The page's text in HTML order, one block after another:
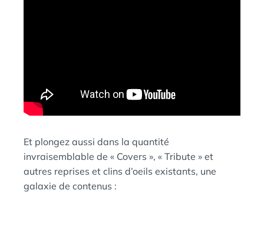
Et plongez aussi dans la quantité
invraisemblable de « Covers », « Tribute » et
autres reprises et clins d’oeils existants, une
galaxie de contenus :